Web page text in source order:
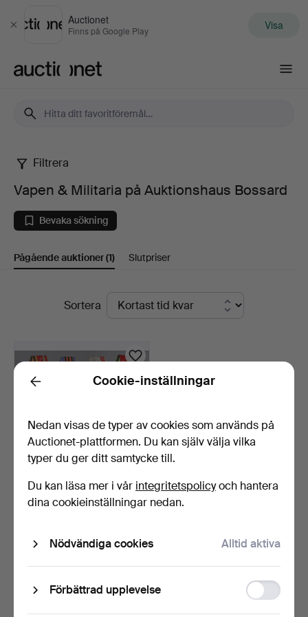
Stäng
Auctionet
Finns på Google Play Visa
Vapen
Militaria
på
Auktionshaus
Filtrera
Vapen & Militaria på Auktionshaus Bossard
Bevaka sökning
Pågående auktioner(1) Slutpriser
PågåendeSortera
8 ordnar och märken
Sovjetunionen.
47 USD
Bevaka sökning
Back Cookie-inställningar
Nedan visas de typer av cookies som används på
Auctionet-plattformen. Du kan själv välja vilka
typer du ger ditt samtycke till.
Du kan läsa mer i vår integritetspolicyoch hantera
dina cookieinställningar nedan.
Nödvändiga cookies Alltid aktiva
Förbättrad upplevelse
storage